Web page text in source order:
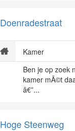
Doenradestraat
Kamer
Ben je op zoek
kamer mÃ©t
â€”...
Hoge Steenweg